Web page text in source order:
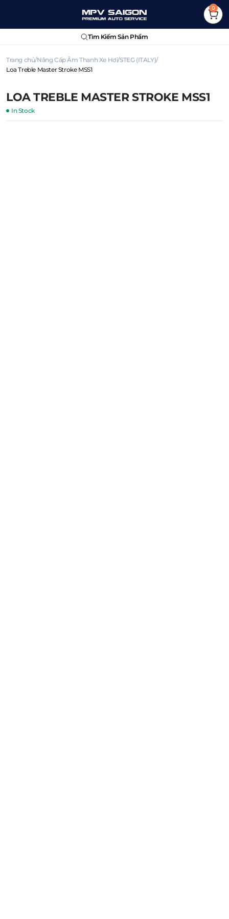
0
Tìm Kiếm Sản Phẩm
Trang chủ Nâng Cấp Âm Thanh Xe Hơi STEG (ITALY)
Loa Treble Master Stroke MSS1
LOA TREBLE MASTER STROKE MSS1
In Stock